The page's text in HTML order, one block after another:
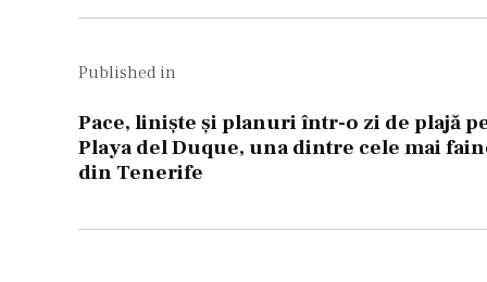
în
articole
Published in
Pace, linişte şi planuri într-o zi de plajă
Playa del Duque, una dintre cele mai
din Tenerife